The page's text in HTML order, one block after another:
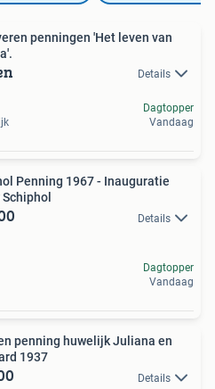
penningen 'Het leven van
Details
Dagtopper
Vandaag
Penning 1967 - Inauguratie
Details
Dagtopper
Vandaag
penning huwelijk Juliana en
1937
Details